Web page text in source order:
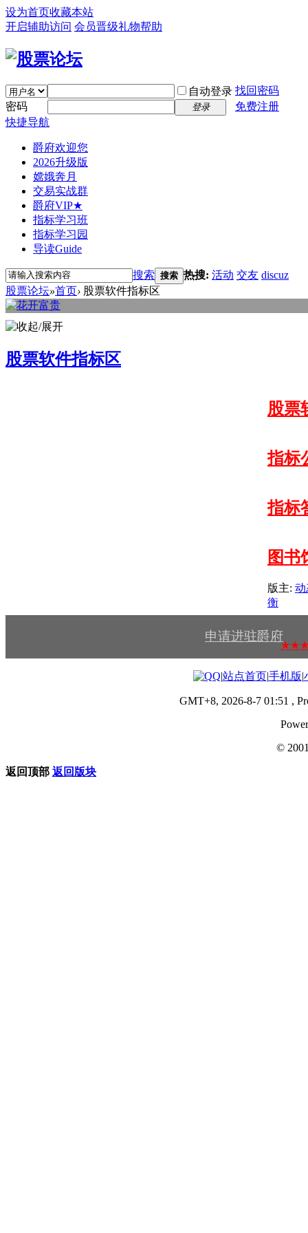
设为首页收藏本站
开启辅助访问 会员晋级礼物帮助
自动登录 找回密码
密码
登录
免费注册
快捷导航
爵府欢迎您
2026升级版
嫦娥奔月
交易实战群
爵府VIP★
指标学习班
指标学习园
导读Guide
搜索 搜索 热搜: 活动 交友 discuz
股票论坛»首页› 股票软件指标区
股票软件指标区
股票
指标
指标
图书
版主: 动
衡
申请进驻爵府
|站点首页|手机版|
GMT+8, 2026-8-7 01:51 ,
©
返回顶部 返回版块